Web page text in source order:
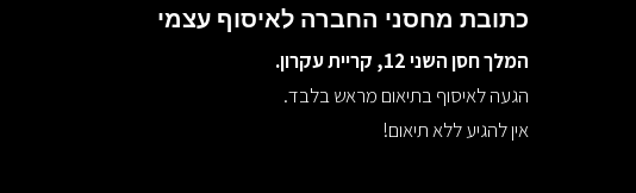
כתובת מחסני החברה לאיסוף עצמי
המלך חסן השני 12, קריית עקרון.
הגעה לאיסוף בתיאום מראש בלבד.
אין להגיע ללא תיאום!